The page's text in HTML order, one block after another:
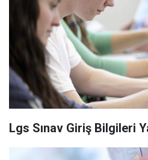
Lgs Sınav Giriş Bilgileri